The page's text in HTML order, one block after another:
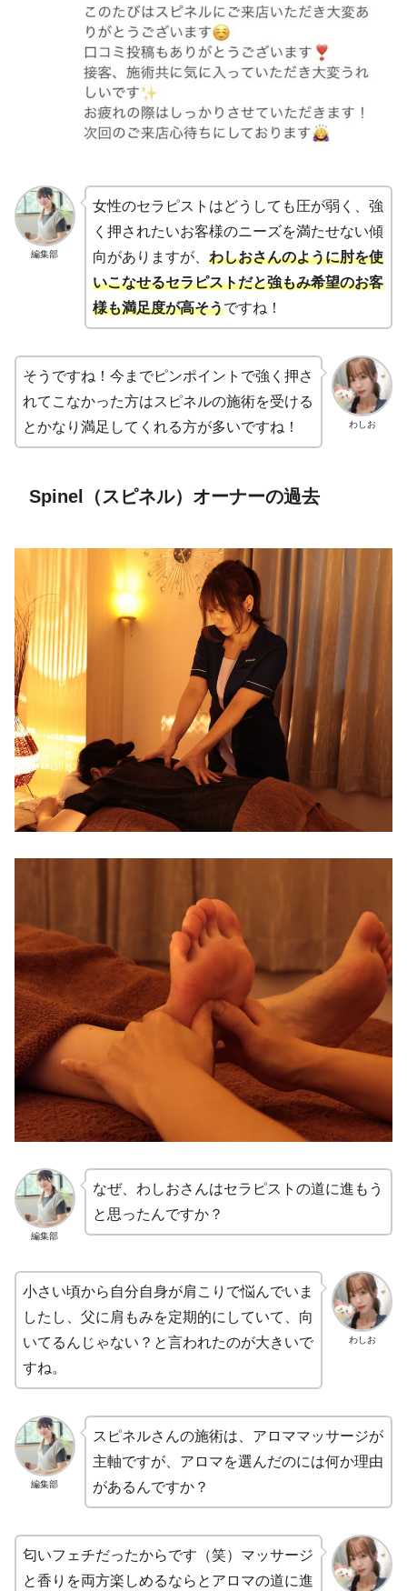
編集部
女性のセラピストはどうしても圧が弱く、強
く押されたいお客様のニーズを満たせない傾
向がありますが、 わしおさんのように肘を使
いこなせるセラピストだと強もみ希望のお客
様も満足度が高そうですね！
わしお
そうですね！今までピンポイントで強く押さ
れてこなかった方はスピネルの施術を受ける
とかなり満足してくれる方が多いですね！
Spinel（スピネル）オーナーの過去
編集部
なぜ、わしおさんはセラピストの道に進もう
と思ったんですか？
わしお
小さい頃から自分自身が肩こりで悩んでいま
したし、父に肩もみを定期的にしていて、向
いてるんじゃない？と言われたのが大きいで
すね。
編集部
スピネルさんの施術は、アロママッサージが
主軸ですが、アロマを選んだのには何か理由
があるんですか？
匂いフェチだったからです（笑）マッサージ
と香りを両方楽しめるならとアロマの道に進